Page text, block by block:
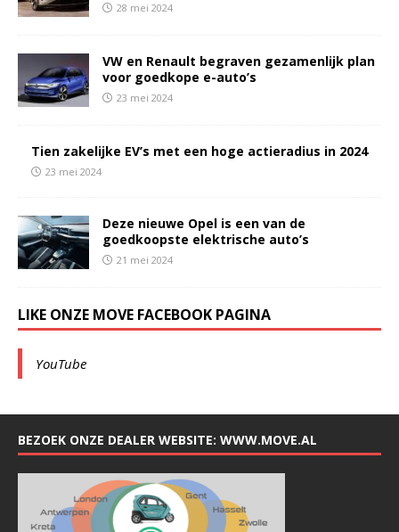
28 mei 2024
VW en Renault begraven gezamenlijk plan
voor goedkope e-auto’s
23 mei 2024
Tien zakelijke EV’s met een hoge actieradius in 2024
23 mei 2024
Deze nieuwe Opel is een van de
goedkoopste elektrische auto’s
21 mei 2024
LIKE ONZE MOVE FACEBOOK PAGINA
YouTube
BEZOEK ONZE DEALER WEBSITE: WWW.MOVE.AL